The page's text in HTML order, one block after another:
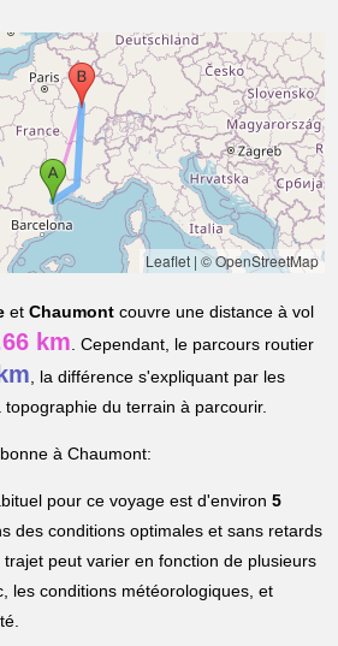
Leaflet| © OpenStreetMap
etChaumont couvre une distance à vol
km. Cependant, le parcours routier
, la différence s'expliquant par les
du terrain à parcourir.
à Chaumont:
pour ce voyage est d'environ5
des conditions optimales et sans retards
peut varier en fonction de plusieurs
les conditions météorologiques, et